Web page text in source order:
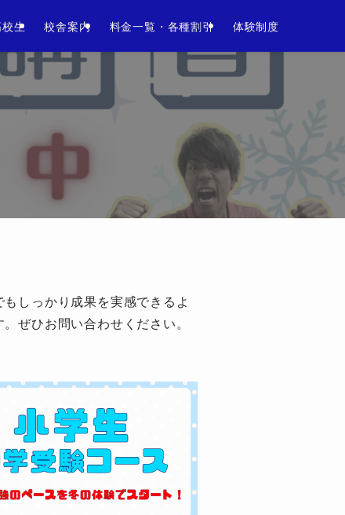
生 校舎案内 料金一覧・各種割引 体験制度
しっかり成果を実感できるよ
ぜひお問い合わせください。